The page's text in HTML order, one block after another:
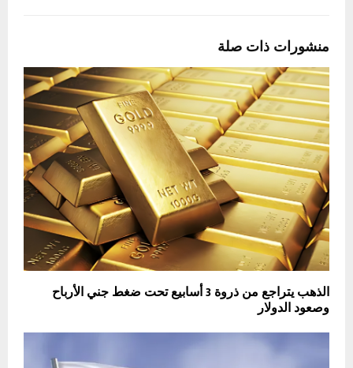
منشورات ذات صلة
الذهب يتراجع من ذروة 3 أسابيع تحت ضغط جني الأرباح
وصعود الدولار